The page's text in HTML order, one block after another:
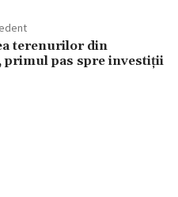
terenurilor din
primul pas spre investiții